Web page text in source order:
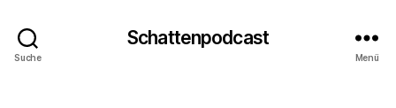
Suche
Schattenpodcast
Menü